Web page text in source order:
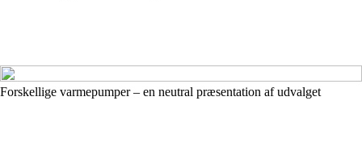
Forskellige varmepumper – en neutral præsentation af udvalget